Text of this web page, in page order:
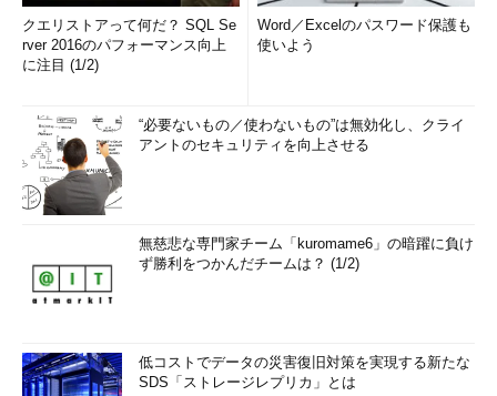
クエリストアって何だ？ SQL Se
rver 2016のパフォーマンス向上
に注目 (1/2)
Word／Excelのパスワード保護も
使いよう
“必要ないもの／使わないもの”は無効化し、クライ
アントのセキュリティを向上させる
無慈悲な専門家チーム「kuromame6」の暗躍に負け
ず勝利をつかんだチームは？ (1/2)
低コストでデータの災害復旧対策を実現する新たな
SDS「ストレージレプリカ」とは